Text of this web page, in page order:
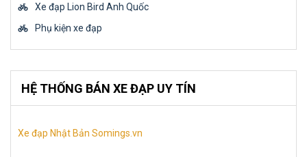
Xe đạp Lion Bird Anh Quốc
Phụ kiện xe đạp
HỆ THỐNG BÁN XE ĐẠP UY TÍN
Xe đạp Nhật Bản Somings.vn